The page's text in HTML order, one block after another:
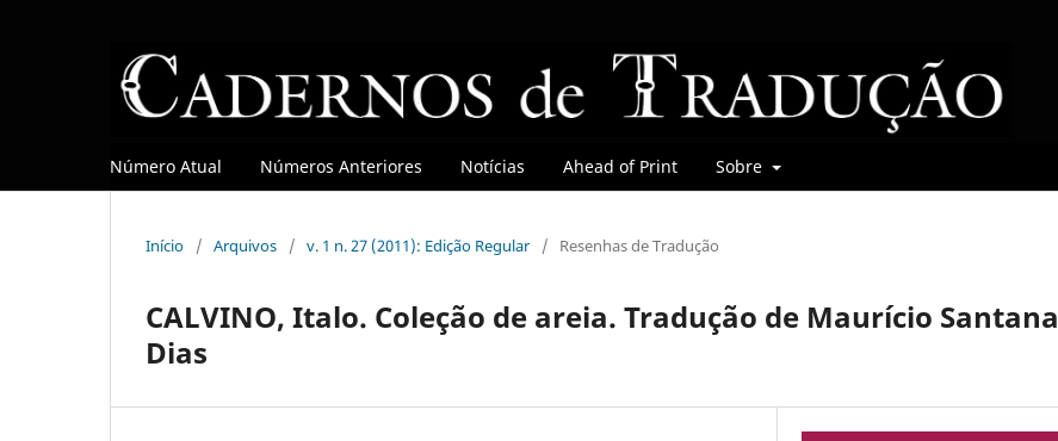
Número Atual Números Anteriores Notícias Ahead of Print Sobre
Início / Arquivos / v. 1 n. 27 (2011): Edição Regular / Resenhas de Tradução
CALVINO, Italo. Coleção de areia. Tradução de Maurício Santana
Dias